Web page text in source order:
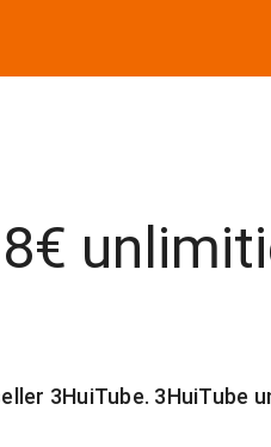
3HuiTube. 3HuiTube